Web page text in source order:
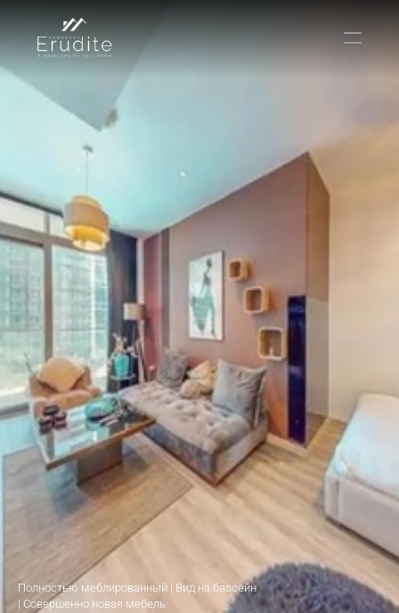
Полностью меблированный | Вид на бассейн
| Совершенно новая мебель
КОМАНДА
Покупать
Аренда
Краткосрочная аренда
Частный листинг
oв плана
Select Language